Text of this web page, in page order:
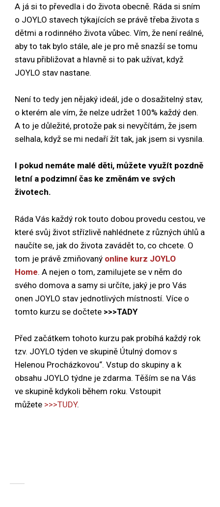
A já si to převedla i do života obecně. Ráda si sním
o JOYLO stavech týkajících se právě třeba života s
dětmi a rodinného života vůbec. Vím, že není reálné,
aby to tak bylo stále, ale je pro mě snazší se tomu
stavu přibližovat a hlavně si to pak užívat, když
JOYLO stav nastane.
Není to tedy jen nějaký ideál, jde o dosažitelný stav,
o kterém ale vím, že nelze udržet 100% každý den.
A to je důležité, protože pak si nevyčítám, že jsem
selhala, když se mi nedaří žít tak, jak jsem si vysnila.
I pokud nemáte malé děti, můžete využít pozdně
letní a podzimní čas ke změnám ve svých
životech.
Ráda Vás každý rok touto dobou provedu cestou, ve
které svůj život střízlivě nahlédnete z různých úhlů a
naučíte se, jak do života zavádět to, co chcete. O
tom je právě zmiňovaný online kurz JOYLO
Home. A nejen o tom, zamilujete se v něm do
svého domova a samy si určíte, jaký je pro Vás
onen JOYLO stav jednotlivých místností. Více o
tomto kurzu se dočtete >>>TADY
Před začátkem tohoto kurzu pak probíhá každý rok
tzv. JOYLO týden ve skupině Útulný domov s
Helenou Procházkovou“. Vstup do skupiny a k
obsahu JOYLO týdne je zdarma. Těším se na Vás
ve skupině kdykoli během roku. Vstoupit
můžete >>>TUDY.